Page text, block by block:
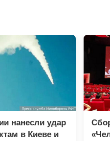
нанесли удар
в Киеве и